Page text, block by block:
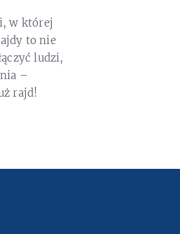
w której
to nie
ludzi,
–
rajd!